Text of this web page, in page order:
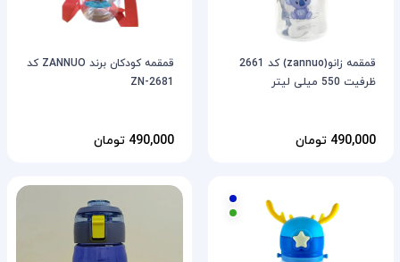
قمقمه زانو(zannuo) کد 2661
ظرفیت 550 میلی لیتر
490,000 تومان
قمقمه کودکان برند ZANNUO کد
ZN-2681
490,000 تومان